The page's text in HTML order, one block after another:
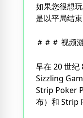
如果您很想
是以平局结
＃＃＃ 视频
早在 20 世纪
Sizzling
Strip Poker
布）和 Strip